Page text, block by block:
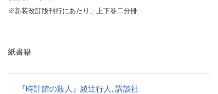
※新装改訂版刊行にあたり、上下巻二分冊
紙書籍
『時計館の殺人』綾辻行人, 講談社